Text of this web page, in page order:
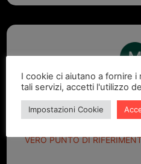
Marcello
VERO PUNTO DI
I cookie ci aiutano a fornire
tali servizi, accetti l'utilizzo
Impostazioni Cookie